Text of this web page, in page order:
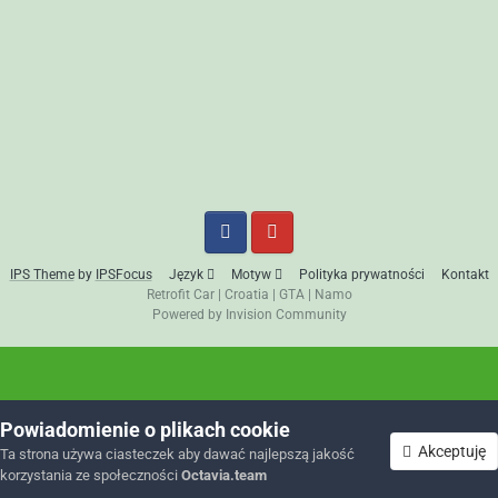
IPS Themeby IPSFocus Język Motyw Polityka prywatności
Kontakt
Retrofit Car| Croatia GTA|
Namo
Powered by Invision Community
Powiadomienie o plikach cookie
Ta strona używa ciasteczek aby dawać najlepszą jakość
korzystania ze społeczności Octavia.team
Akceptuję
Forum Nieprzeczytane Zaloguj się